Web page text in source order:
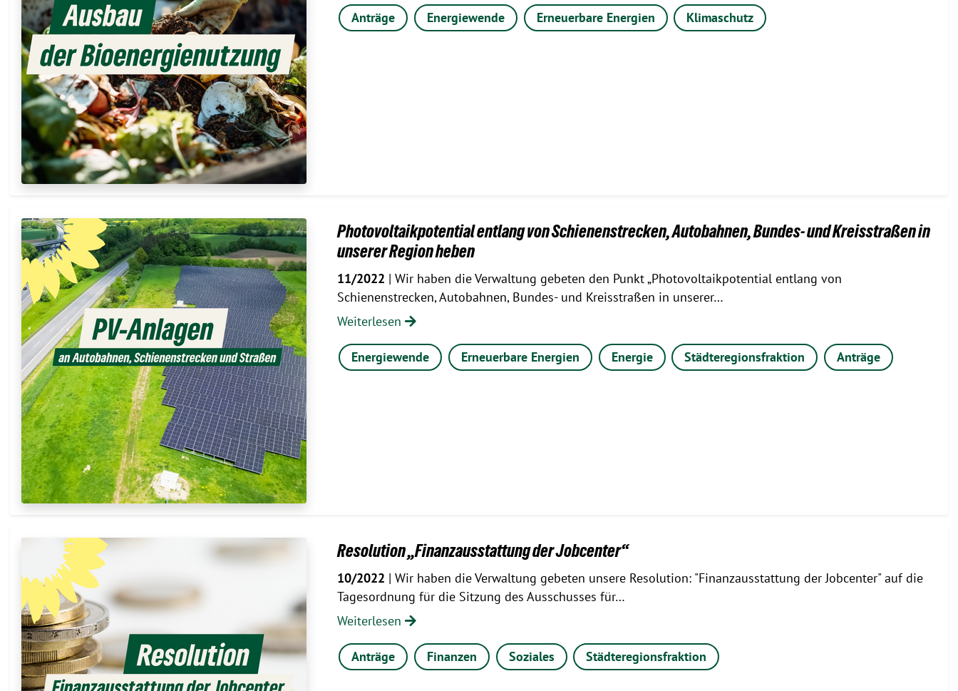
Anträge Energiewende Erneuerbare Energien Klimaschutz
Photovoltaikpotential entlang von Schienenstrecken, Autobahnen, Bundes- und Kreisstraßen in
unserer Region heben
11/2022 | Wir haben die Verwaltung gebeten den Punkt „Photovoltaikpotential entlang von
Schienenstrecken, Autobahnen, Bundes- und Kreisstraßen in unserer…
Weiterlesen
Energiewende Erneuerbare Energien Energie Städteregionsfraktion Anträge
Resolution „Finanzausstattung der Jobcenter“
10/2022 | Wir haben die Verwaltung gebeten unsere Resolution: "Finanzausstattung der Jobcenter" auf die
Tagesordnung für die Sitzung des Ausschusses für…
Weiterlesen
Anträge Finanzen Soziales Städteregionsfraktion